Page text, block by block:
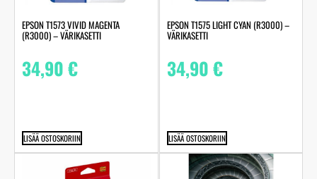
EPSON T1573 VIVID MAGENTA
(R3000) – VÄRIKASETTI
34,90€
LISÄÄ OSTOSKORIIN
EPSON T1575 LIGHT CYAN (R3000) –
VÄRIKASETTI
34,90€
LISÄÄ OSTOSKORIIN